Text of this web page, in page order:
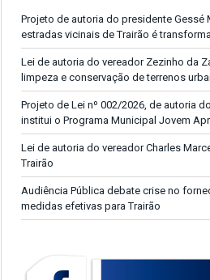
Projeto de autoria do presidente Gessé
estradas vicinais de Trairão é
Lei de autoria do vereador Zezinho da
limpeza e conservação de terrenos
Projeto de Lei nº 002/2026, de autoria
institui o Programa Municipal Jovem
Lei de autoria do vereador Charles
Trairão
Audiência Pública debate crise no
medidas efetivas para Trairão